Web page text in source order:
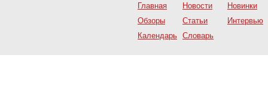
Главная Новости
Новинки
Обзоры
Статьи
Интервью
Календарь Словарь